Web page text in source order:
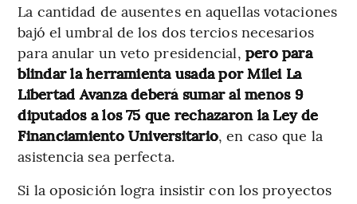
La cantidad de ausentes en aquellas votaciones
bajó el umbral de los dos tercios necesarios
para anular un veto presidencial, pero para
blindar la herramienta usada por Milei La
Libertad Avanza deberá sumar al menos 9
diputados a los 75 que rechazaron la Ley de
Financiamiento Universitario, en caso que la
asistencia sea perfecta.
Si la oposición logra insistir con los proyectos